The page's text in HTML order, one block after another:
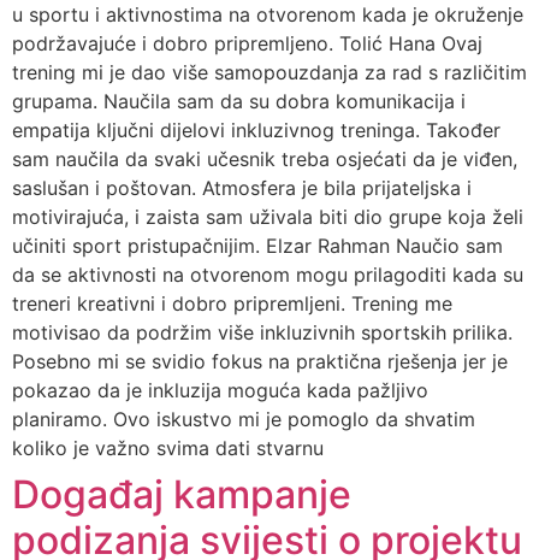
u sportu i aktivnostima na otvorenom kada je okruženje
podržavajuće i dobro pripremljeno. Tolić Hana Ovaj
trening mi je dao više samopouzdanja za rad s različitim
grupama. Naučila sam da su dobra komunikacija i
empatija ključni dijelovi inkluzivnog treninga. Također
sam naučila da svaki učesnik treba osjećati da je viđen,
saslušan i poštovan. Atmosfera je bila prijateljska i
motivirajuća, i zaista sam uživala biti dio grupe koja želi
učiniti sport pristupačnijim. Elzar Rahman Naučio sam
da se aktivnosti na otvorenom mogu prilagoditi kada su
treneri kreativni i dobro pripremljeni. Trening me
motivisao da podržim više inkluzivnih sportskih prilika.
Posebno mi se svidio fokus na praktična rješenja jer je
pokazao da je inkluzija moguća kada pažljivo
planiramo. Ovo iskustvo mi je pomoglo da shvatim
koliko je važno svima dati stvarnu
Događaj kampanje
podizanja svijesti o projektu